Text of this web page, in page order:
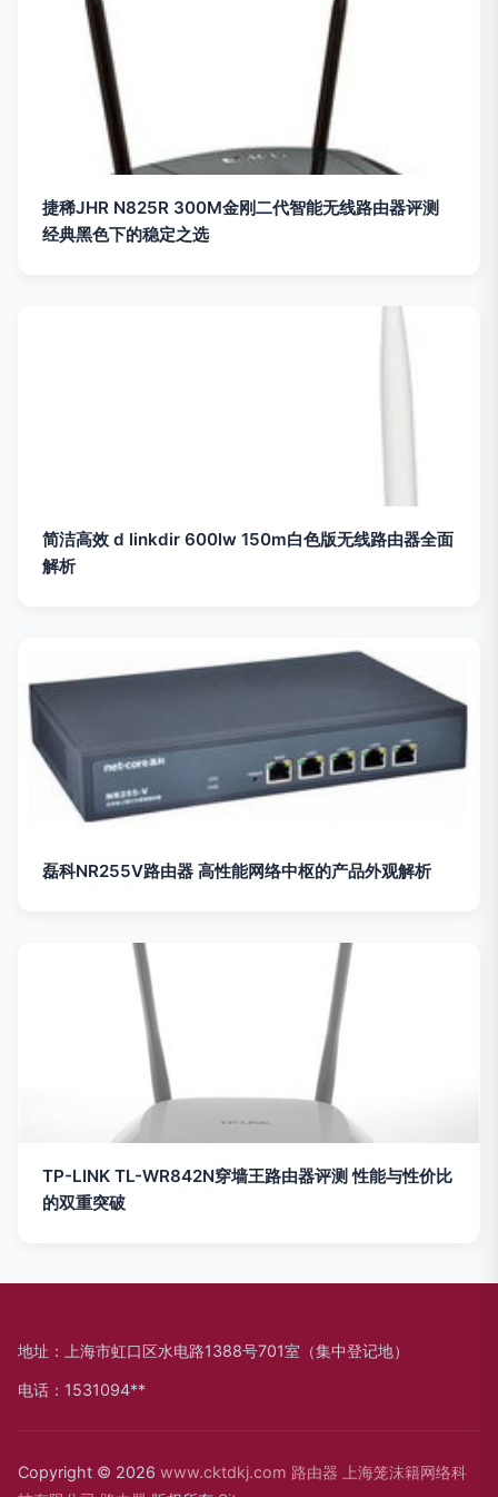
捷稀JHR N825R 300M金刚二代智能无线路由器评测
经典黑色下的稳定之选
简洁高效 d linkdir 600lw 150m白色版无线路由器全面
解析
磊科NR255V路由器 高性能网络中枢的产品外观解析
TP-LINK TL-WR842N穿墙王路由器评测 性能与性价比
的双重突破
地址：上海市虹口区水电路1388号701室（集中登记地）
电话：1531094**
Copyright © 2026 www.cktdkj.com 路由器
上海笼沫籍网络科